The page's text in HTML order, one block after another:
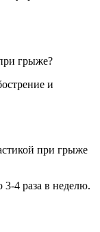
грыже?
и
при грыже
3-4 раза в неделю.